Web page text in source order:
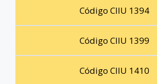
Código CIIU 1394
Código CIIU 1399
Código CIIU 1410